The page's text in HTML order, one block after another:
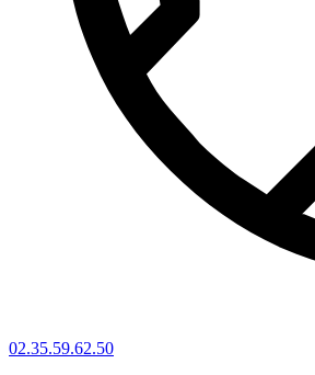
02.35.59.62.50